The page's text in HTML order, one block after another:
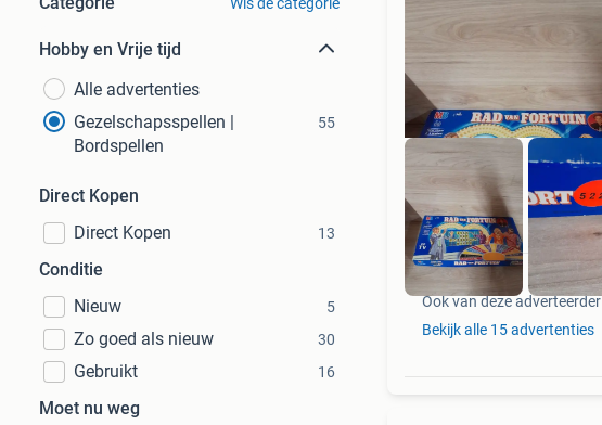
Hobby en Vrije tijd
Alle advertenties
Gezelschapsspellen |
Bordspellen
55
Direct Kopen
Direct Kopen
13
Conditie
Nieuw
5
Zo goed als nieuw 30
Gebruikt 16
Moet nu weg
Ook van deze adverteerder
Bekijk alle 15 advertenties